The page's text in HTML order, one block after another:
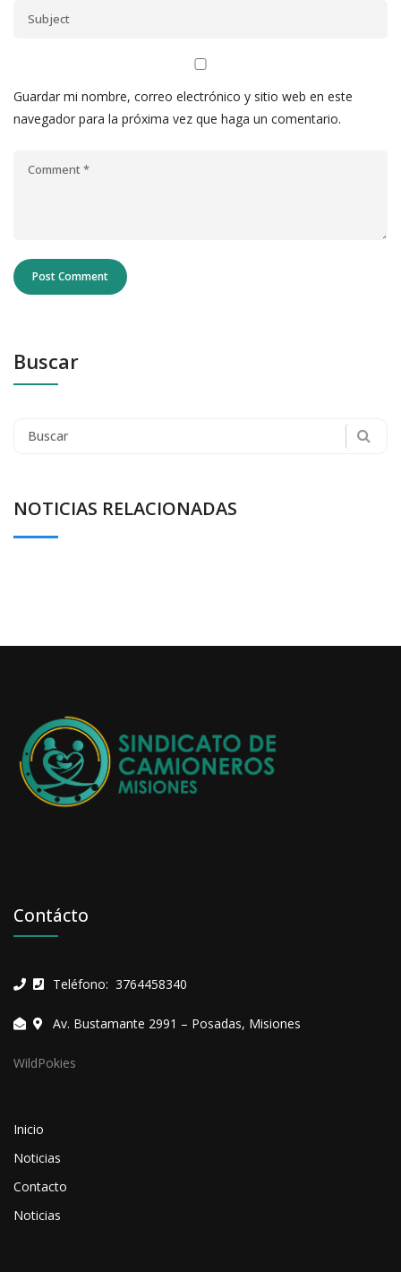
Guardar mi nombre, correo electrónico y sitio web en este
navegador para la próxima vez que haga un comentario.
Buscar
Search
NOTICIAS RELACIONADAS
Contácto
Teléfono: 3764458340
Av. Bustamante 2991 – Posadas, Misiones
WildPokies
Inicio
Noticias
Contacto
Noticias